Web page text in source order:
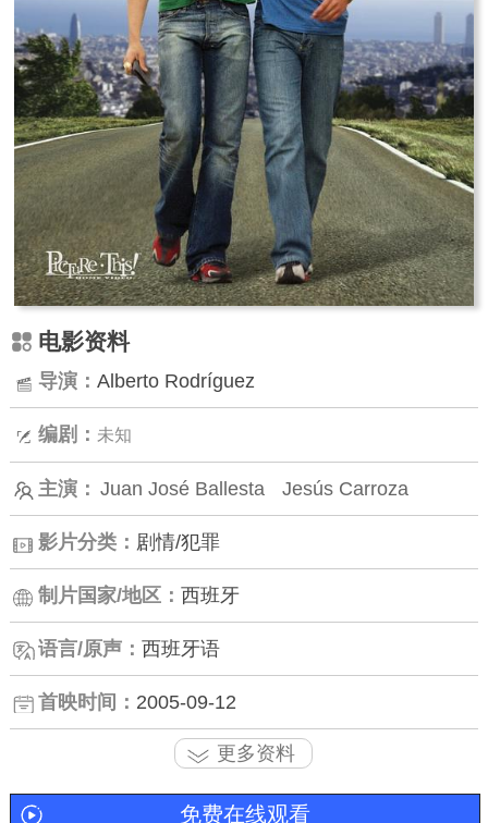
电影资料
导演： Alberto Rodríguez
编剧： 未知
主演： Juan José Ballesta Jesús Carroza
影片分类： 剧情/犯罪
制片国家/地区： 西班牙
语言/原声： 西班牙语
首映时间： 2005-09-12
更多资料
免费在线观看